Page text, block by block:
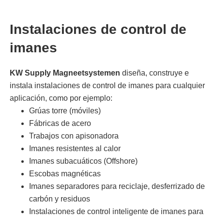
Instalaciones de control de
imanes
KW Supply Magneetsystemen diseña, construye e
instala instalaciones de control de imanes para cualquier
aplicación, como por ejemplo:
Grúas torre (móviles)
Fábricas de acero
Trabajos con apisonadora
Imanes resistentes al calor
Imanes subacuáticos (Offshore)
Escobas magnéticas
Imanes separadores para reciclaje, desferrizado de
carbón y residuos
Instalaciones de control inteligente de imanes para